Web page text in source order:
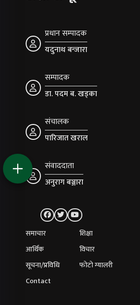
प्रधान सम्पादक
यदुनाथ बन्जारा
सम्पादक
डा. पदम ब. खड्का
संचालक
पारिजात खराल
संवाददाता
अनुराग बञ्जारा
समाचार
शिक्षा
आर्थिक
विचार
सूचना/प्रविधि
फोटो ग्यालरी
Contact